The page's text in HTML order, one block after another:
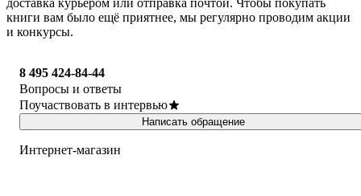
доставка курьером или отправка почтой. Чтобы покупать
книги вам было ещё приятнее, мы регулярно проводим акции
и конкурсы.
8 495 424-84-44
Вопросы и ответы
Поучаствовать в интервью
Написать обращение
Интернет-магазин